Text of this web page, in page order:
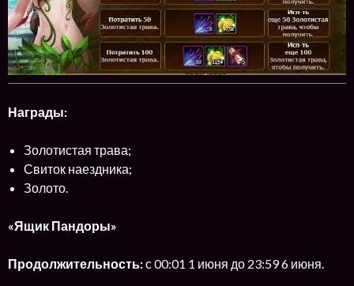
Награды:
Золотистая трава;
Свиток наездника;
Золото.
«Ящик Пандоры»
Продолжительность:с 00:01 1 июня до 23:59 6 июня.